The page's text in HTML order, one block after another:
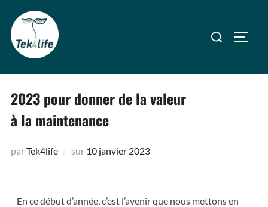
2023 pour donner de la valeur
à la maintenance
parTek4life sur 10 janvier 2023
En ce début d’année, c’est l’avenir que nous mettons en